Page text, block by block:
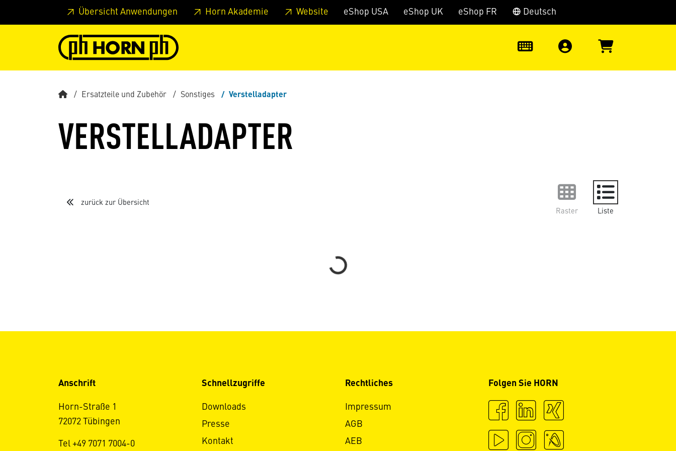
Springe zu Hauptinhalt Springe zum Header Springe zum Footer Springe zum Hauptmenu Springe zur Suche
Übersicht Anwendungen Horn Akademie Website eShop USA eShop UK eShop FR Deutsch
Ersatzteile und Zubehör Sonstiges Verstelladapter
VERSTELLADAPTER
zurück zur Übersicht
Raster
Liste
Loading...
Anschrift
Horn-Straße 1
72072 Tübingen
Tel +49 7071 7004-0
Schnellzugriffe
Downloads
Presse
Kontakt
Rechtliches
Impressum
AGB
AEB
Folgen Sie HORN